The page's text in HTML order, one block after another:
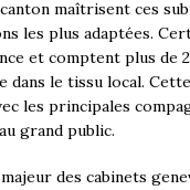
maîtrisent ces
les plus adaptées.
et comptent plus de
dans le tissu local.
les principales
grand public.
des cabinets